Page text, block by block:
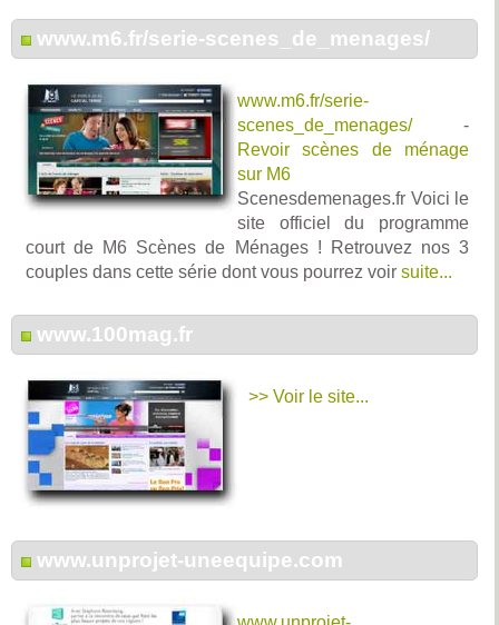
www.m6.fr/serie-scenes_de_menages/
www.m6.fr/serie-
scenes_de_menages/-
Revoir scènes de ménage
sur M6
Scenesdemenages.fr Voici le
site officiel du programme
court de M6 Scènes de Ménages ! Retrouvez nos 3
couples dans cette série dont vous pourrez voir suite...
www.100mag.fr
>> Voir le site...
www.unprojet-uneequipe.com